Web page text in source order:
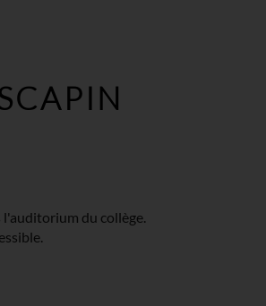
l'auditorium du collège.